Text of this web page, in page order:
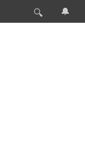
🔍 🔔